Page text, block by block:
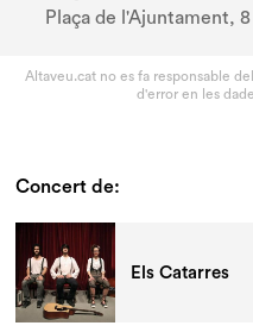
Plaça de l'Ajuntament, 8
Altaveu.cat no es fa responsable
d'error en les
Concert de:
Els Catarres